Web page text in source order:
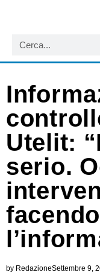
Utelit:
serio.
by RedazioneSettembre 9,